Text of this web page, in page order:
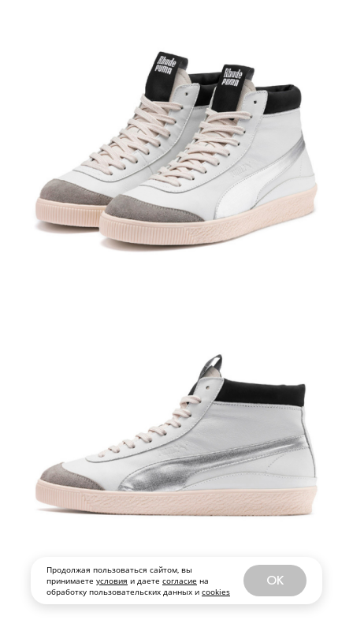
Продолжая пользоваться сайтом, вы
принимаете условия и даете согласие на
обработку пользовательских данных и cookies
OK